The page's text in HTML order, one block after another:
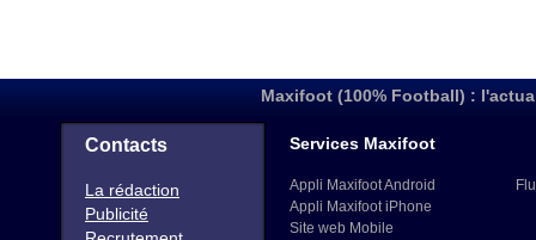
Maxifoot (100% Football) :
Contacts
La rédaction
Publicité
Services Maxifoot
Appli Maxifoot Android
Appli Maxifoot iPhone
Site web Mobile